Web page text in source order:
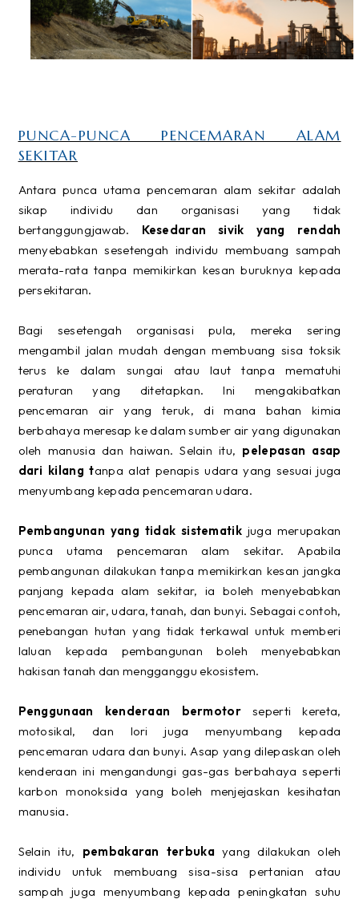
PUNCA-PUNCA PENCEMARAN ALAM
SEKITAR
Antara punca utama pencemaran alam sekitar adalah
sikap individu dan organisasi yang tidak
bertanggungjawab. Kesedaran sivik yang rendah
menyebabkan sesetengah individu membuang sampah
merata-rata tanpa memikirkan kesan buruknya kepada
persekitaran.
Bagi sesetengah organisasi pula, mereka sering
mengambil jalan mudah dengan membuang sisa toksik
terus ke dalam sungai atau laut tanpa mematuhi
peraturan yang ditetapkan. Ini mengakibatkan
pencemaran air yang teruk, di mana bahan kimia
berbahaya meresap ke dalam sumber air yang digunakan
oleh manusia dan haiwan. Selain itu, pelepasan asap
dari kilang tanpa alat penapis udara yang sesuai juga
menyumbang kepada pencemaran udara.
Pembangunan yang tidak sistematik juga merupakan
punca utama pencemaran alam sekitar. Apabila
pembangunan dilakukan tanpa memikirkan kesan jangka
panjang kepada alam sekitar, ia boleh menyebabkan
pencemaran air, udara, tanah, dan bunyi. Sebagai contoh,
penebangan hutan yang tidak terkawal untuk memberi
laluan kepada pembangunan boleh menyebabkan
hakisan tanah dan mengganggu ekosistem.
Penggunaan kenderaan bermotorseperti kereta,
motosikal, dan lori juga menyumbang kepada
pencemaran udara dan bunyi. Asap yang dilepaskan oleh
kenderaan ini mengandungi gas-gas berbahaya seperti
karbon monoksida yang boleh menjejaskan kesihatan
manusia.
Selain itu, pembakaran terbuka yang dilakukan oleh
individu untuk membuang sisa-sisa pertanian atau
sampah juga menyumbang kepada peningkatan suhu